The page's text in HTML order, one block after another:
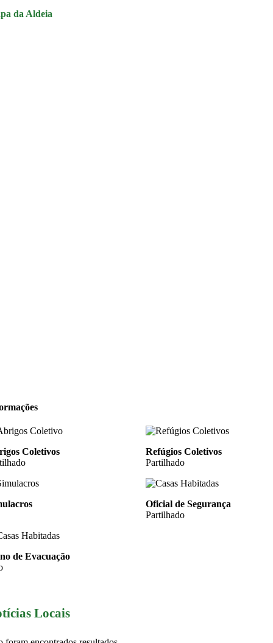
da Aldeia
Coletivos
Refúgios Coletivos
Partilhado
Oficial de Segurança
Partilhado
de Evacuação
Locais